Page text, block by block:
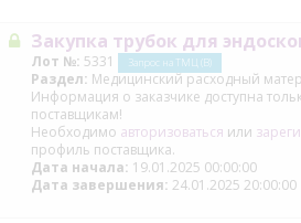
Закупка трубок для
Лот №: 5331 Запрос на ТМЦ (В)
Раздел: Медицинский расходный
Информация о заказчике доступна
поставщикам!
Необходимо авторизоваться или
профиль поставщика.
Дата начала: 19.01.2025 00:00:00
Дата завершения: 24.01.2025 20:00:00